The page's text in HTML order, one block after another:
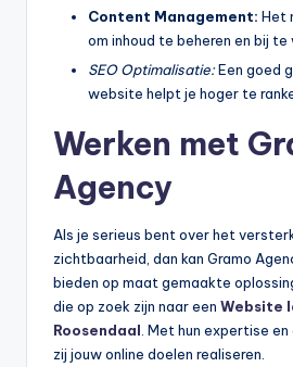
Content Management: Het
om inhoud te beheren en bij te
SEO Optimalisatie:Een goed
website helpt je hoger te
Werken met
Agency
Als je serieus bent over het
zichtbaarheid, dan kan Gramo
bieden op maat gemaakte
die op zoek zijn naar een Website
Roosendaal. Met hun expertise
zij jouw online doelen realiseren.